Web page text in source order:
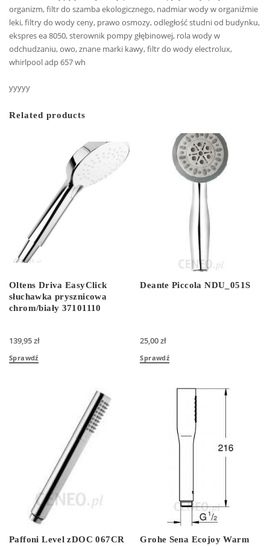
organizm, filtr do szamba ekologicznego, nadmiar wody w organiźmie
leki, filtry do wody ceny, prawo osmozy, odległość studni od budynku,
ekspres ea 8050, sterownik pompy głębinowej, rola wody w
odchudzaniu, owo, znane marki kawy, filtr do wody electrolux,
whirlpool adp 657 wh
yyyyy
Related products
Oltens Driva EasyClick
słuchawka prysznicowa
chrom/biały 37101110
139,95zł
Sprawdź
Deante Piccola NDU_051S
25,00zł
Sprawdź
Paffoni Level zDOC 067CR
Grohe Sena Ecojoy Warm